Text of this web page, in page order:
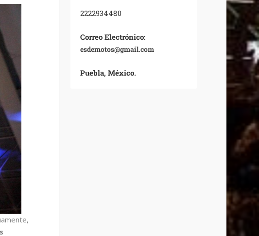
2222934480
Correo Electrónico:
esdemotos@gmail.com
Puebla, México.